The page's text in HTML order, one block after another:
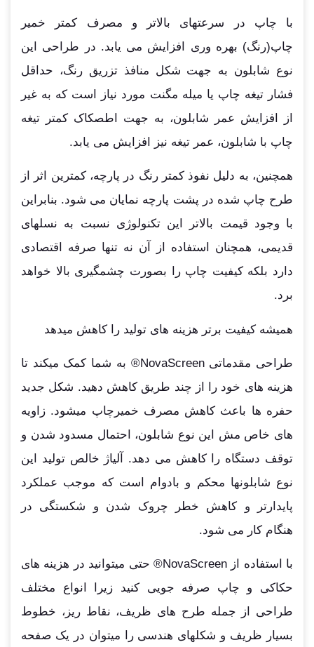
با چاپ در سرعتهای بالاتر و مصرف کمتر خمیر
چاپ(رنگ) بهره وری افزایش می یابد. در طراحی این
نوع شابلون به جهت شکل منافذ تزریق رنگ، حداقل
فشار تیغه چاپ یا میله مگنت مورد نیاز است که به غیر
از افزایش عمر شابلون، به جهت اطصکاک کمتر تیغه
چاپ با شابلون، عمر تیغه نیز افزایش می یابد.
همچنین، به دلیل نفوذ کمتر رنگ در پارچه، کمترین اثر از
طرح چاپ شده در پشت پارچه نمایان می شود. بنابراین
با وجود قیمت بالاتر این تکنولوژی نسبت به نسلهای
قدیمی، همچنان استفاده از آن نه تنها صرفه اقتصادی
دارد بلکه کیفیت چاپ را بصورت چشمگیری بالا خواهد
برد.
همیشه کیفیت برتر هزینه های تولید را کاهش میدهد
طراحی مقدماتی NovaScreen® به شما کمک میکند تا
هزینه های خود را از چند طریق کاهش دهید. شکل جدید
حفره ها باعث کاهش مصرف خمیرچاپ میشود. زاویه
های خاص مش این نوع شابلون، احتمال مسدود شدن و
توقف دستگاه را کاهش می دهد. آلیاژ خالص تولید این
نوع شابلونها محکم و بادوام است که موجب عملکرد
پایدارتر و کاهش خطر چروک شدن و شکستگی در
هنگام کار می شود.
با استفاده از NovaScreen® حتی میتوانید در هزینه های
حکاکی و چاپ صرفه جویی کنید زیرا انواع مختلف
طراحی از جمله طرح های ظریف، نقاط ریز، خطوط
بسیار ظریف و شکلهای هندسی را میتوان در یک صفحه